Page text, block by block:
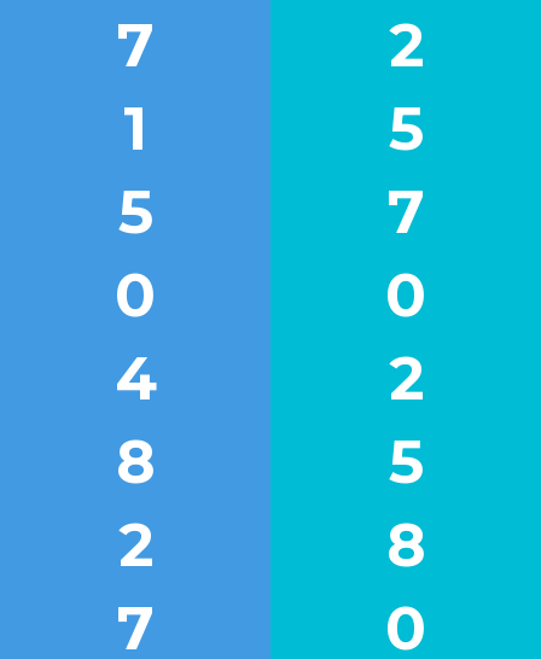
7
1
5
0
4
8
2
7
2
5
7
0
2
5
8
0